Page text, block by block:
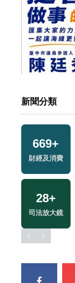
新聞分類
669+
財經及消費
28+
司法放大鏡